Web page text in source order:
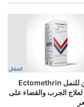
اكتومثرين للنمل Ectomethrin
لعلاج الجرب والقضاء على